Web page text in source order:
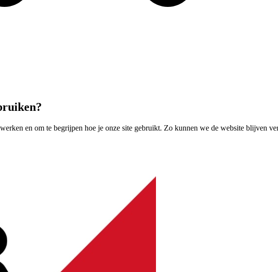
en om te begrijpen hoe je onze site gebruikt. Zo kunnen we de website blijven